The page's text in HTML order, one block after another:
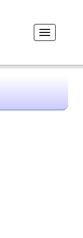
Desplegar
navegación